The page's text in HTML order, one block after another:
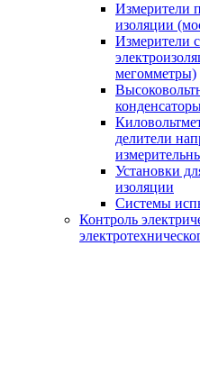
Измерители
изоляции
Измерители
мегомметры)
делители
Установки
изоляции
Системы
Контроль